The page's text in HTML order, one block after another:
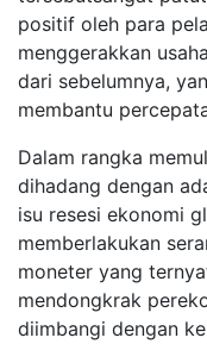
positif oleh para
menggerakkan
dari sebelumnya,
membantu
Dalam rangka
dihadang dengan
isu resesi ekonomi
memberlakukan
moneter yang
mendongkrak
diimbangi dengan